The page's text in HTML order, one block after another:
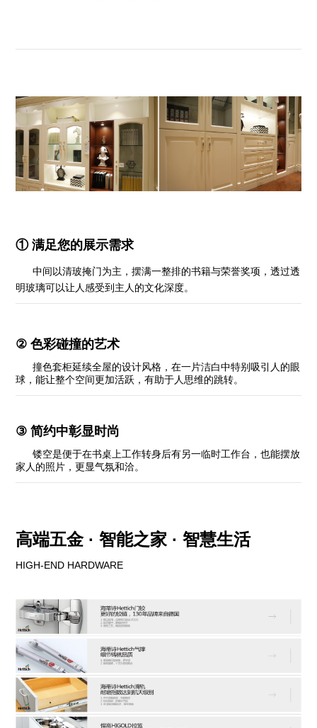
①满足您的展示需求
中间以清玻掩门为主，摆满一整排的书籍与荣誉奖项，透过透
明玻璃可以让人感受到主人的文化深度。
② 色彩碰撞的艺术
撞色套柜延续全屋的设计风格，在一片洁白中特别吸引人的眼
球，能让整个空间更加活跃，有助于人思维的跳转。
③ 简约中彰显时尚
镂空是便于在书桌上工作转身后有另一临时工作台，也能摆放
家人的照片，更显气氛和洽。
高端五金 · 智能之家 · 智慧生活
HIGH-END HARDWARE